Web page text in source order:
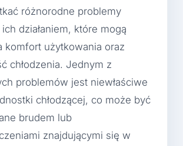
różnorodne problemy
działaniem, które mogą
komfort użytkowania oraz
chłodzenia. Jednym z
problemów jest niewłaściwe
chłodzącej, co może być
brudem lub
znajdującymi się w